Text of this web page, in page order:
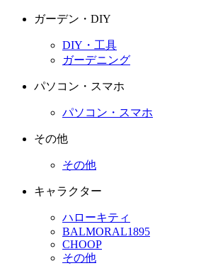
ガーデン・DIY
DIY・工具
ガーデニング
パソコン・スマホ
パソコン・スマホ
その他
その他
キャラクター
ハローキティ
BALMORAL1895
CHOOP
その他